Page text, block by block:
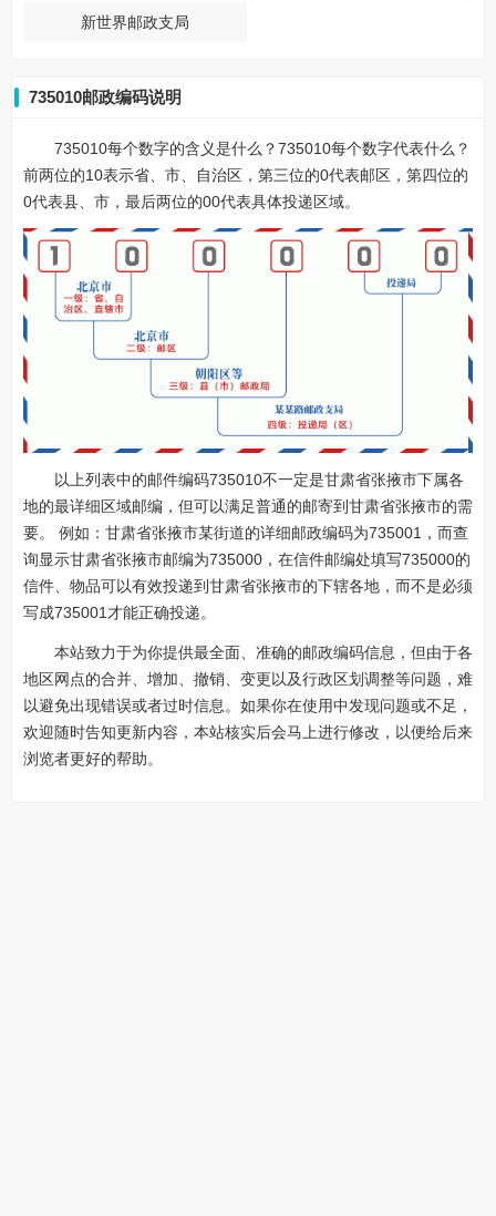
新世界邮政支局
735010邮政编码说明
735010每个数字的含义是什么？735010每个数字代表什么？
前两位的10表示省、市、自治区，第三位的0代表邮区，第四位的
0代表县、市，最后两位的00代表具体投递区域。
以上列表中的邮件编码735010不一定是甘肃省张掖市下属各
地的最详细区域邮编，但可以满足普通的邮寄到甘肃省张掖市的需
要。 例如：甘肃省张掖市某街道的详细邮政编码为735001，而查
询显示甘肃省张掖市邮编为735000，在信件邮编处填写735000的
信件、物品可以有效投递到甘肃省张掖市的下辖各地，而不是必须
写成735001才能正确投递。
本站致力于为你提供最全面、准确的邮政编码信息，但由于各
地区网点的合并、增加、撤销、变更以及行政区划调整等问题，难
以避免出现错误或者过时信息。如果你在使用中发现问题或不足，
欢迎随时告知更新内容，本站核实后会马上进行修改，以便给后来
浏览者更好的帮助。